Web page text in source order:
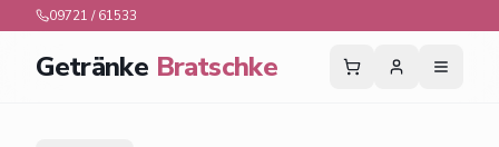
09721 / 61533
Getränke Bratschke